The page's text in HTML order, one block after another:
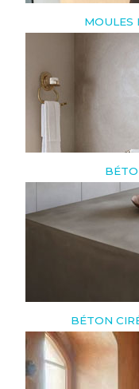
MOULES
BÉTON